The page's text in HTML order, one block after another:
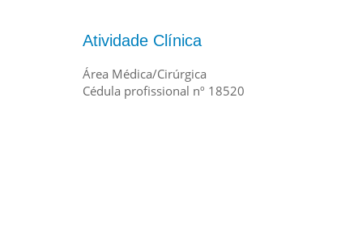
Atividade Clínica
Área Médica/Cirúrgica
Cédula profissional nº 18520